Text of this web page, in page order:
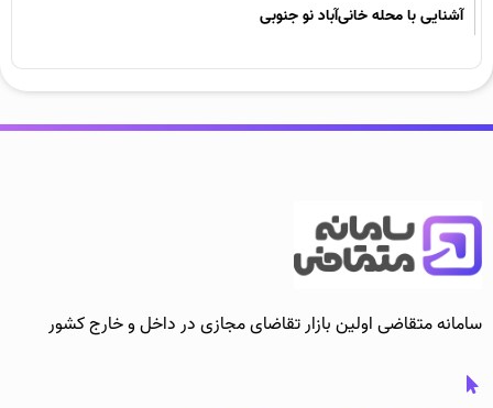
آشنایی با محله خانی‌آباد نو جنوبی
سامانه متقاضی اولین بازار تقاضای مجازی در داخل و خارج کشور